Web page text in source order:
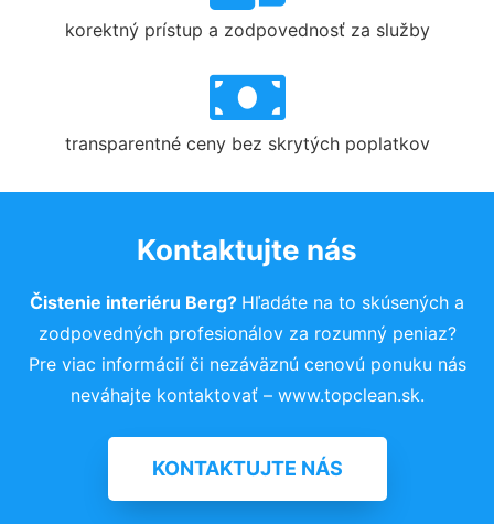
korektný prístup a zodpovednosť za služby
transparentné ceny bez skrytých poplatkov
Kontaktujte nás
Čistenie interiéru Berg? Hľadáte na to skúsených a
zodpovedných profesionálov za rozumný peniaz?
Pre viac informácií či nezáväznú cenovú ponuku nás
neváhajte kontaktovať – www.topclean.sk.
KONTAKTUJTE NÁS